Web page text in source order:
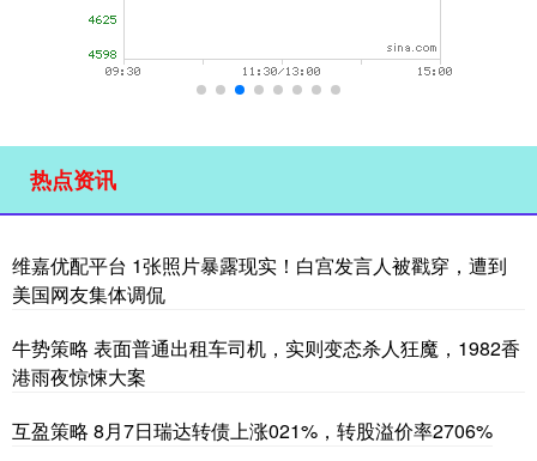
热点资讯
维嘉优配平台 1张照片暴露现实！白宫发言人被戳穿，遭到
美国网友集体调侃
牛势策略 表面普通出租车司机，实则变态杀人狂魔，1982香
港雨夜惊悚大案
互盈策略 8月7日瑞达转债上涨021%，转股溢价率2706%